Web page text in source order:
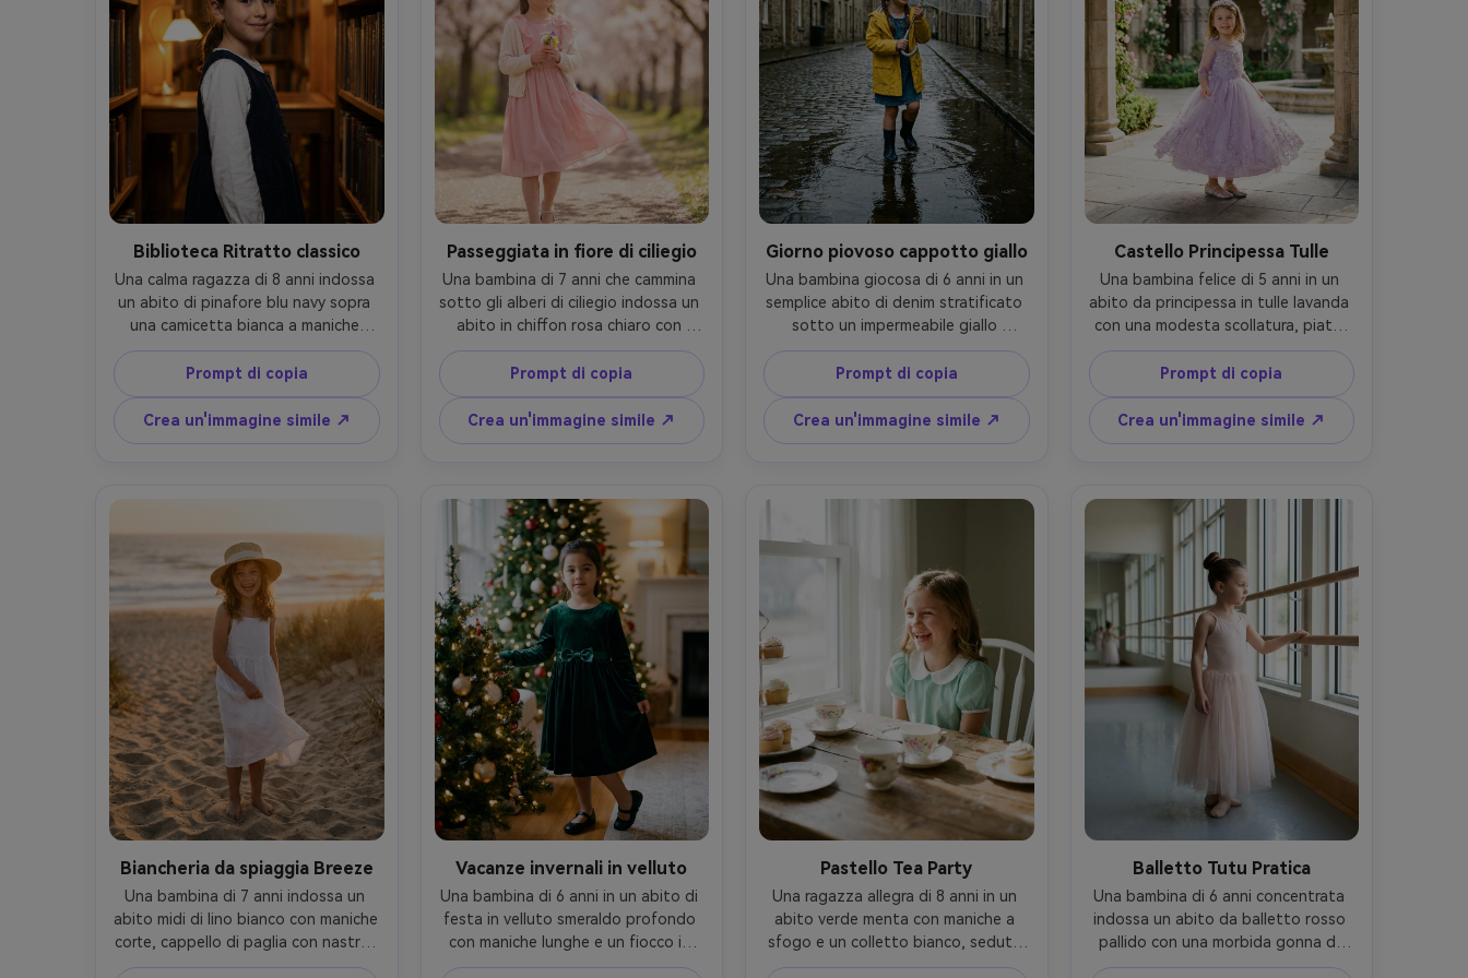
Biblioteca Ritratto classico
Una calma ragazza di 8 anni indossa
un abito di pinafore blu navy sopra
una camicetta bianca a maniche
lunghe, i capelli in una coda di
cavallo bassa con una semplice clip,
in piedi tra gli scaffali alti della
biblioteca, calde luci pratiche in
tungsteno, girato su 50mm f/1.8,
cinematografico ma sano- -ar 4:5
Prompt di copia
Crea un'immagine simile ↗
Passeggiata in fiore di ciliegio
Una bambina di 7 anni che cammina
sotto gli alberi di ciliegio indossa un
abito in chiffon rosa chiaro con
maniche svolazzanti e un piccolo
cardigan, che tiene un piccolo
mazzo, morbida brezza primaverile
che muove la gonna, luce diurna
diffusa brillante, scattato su Sony
realistico, bokeh morbido- -ar 4:5
Prompt di copia
Crea un'immagine simile ↗
Giorno piovoso cappotto giallo
Una bambina giocosa di 6 anni in un
semplice abito di denim stratificato
sotto un impermeabile giallo
brillante, che tiene in mano un
ombrello trasparente, riflessi di
pozzanghe su una strada tranquilla,
luce coperto di umore, scattato su
35mm f/2.8, cornice di tre quarti del
Prompt di copia
Crea un'immagine simile ↗
Castello Principessa Tulle
Una bambina felice di 5 anni in un
abito da principessa in tulle lavanda
con una modesta scollatura, piatti
scintillanti, una piccola tiara, in piedi
in un cortile di un castello fantastico
che sembra ancora fotorealistico,
morbida luce dell'alba, scattato su
70mm f/2.8, ritratto intero corpo,
scintillante- -ar 4:5
Prompt di copia
Crea un'immagine simile ↗
Biancheria da spiaggia Breeze
Una bambina di 7 anni indossa un
abito midi di lino bianco con maniche
corte, cappello di paglia con nastro,
a piedi nudi su una spiaggia
Vacanze invernali in velluto
Una bambina di 6 anni in un abito di
festa in velluto smeraldo profondo
con maniche lunghe e un fiocco in
vita, scarpe Mary Jane nere, in piedi
Pastello Tea Party
Una ragazza allegra di 8 anni in un
abito verde menta con maniche a
sfogo e un colletto bianco, seduta
a un tavolo pastello da tè con
Balletto Tutu Pratica
Una bambina di 6 anni concentrata
indossa un abito da balletto rosso
pallido con una morbida gonna di
tulle, i capelli in un coccio ordinato,